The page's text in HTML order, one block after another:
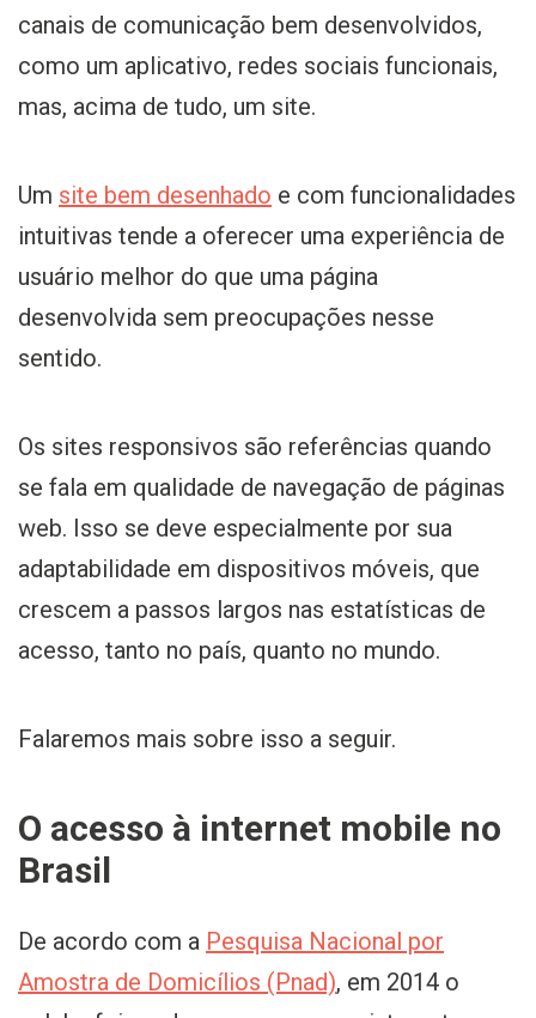
canais de comunicação bem desenvolvidos,
como um aplicativo, redes sociais funcionais,
mas, acima de tudo, um site.
Um site bem desenhado e com funcionalidades
intuitivas tende a oferecer uma experiência de
usuário melhor do que uma página
desenvolvida sem preocupações nesse
sentido.
Os sites responsivos são referências quando
se fala em qualidade de navegação de páginas
web. Isso se deve especialmente por sua
adaptabilidade em dispositivos móveis, que
crescem a passos largos nas estatísticas de
acesso, tanto no país, quanto no mundo.
Falaremos mais sobre isso a seguir.
O acesso à internet mobile no
Brasil
De acordo com a Pesquisa Nacional por
Amostra de Domicílios (Pnad), em 2014 o